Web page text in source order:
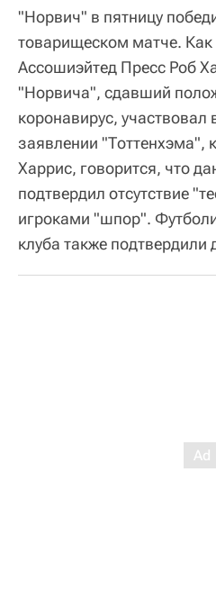
"Норвич" в пятницу
товарищеском матче.
Ассошиэйтед Пресс Роб
"Норвича", сдавший
коронавирус, участвовал
заявлении "Тоттенхэма",
Харрис, говорится, что
подтвердил отсутствие
игроками "шпор".
клуба также подтвердили